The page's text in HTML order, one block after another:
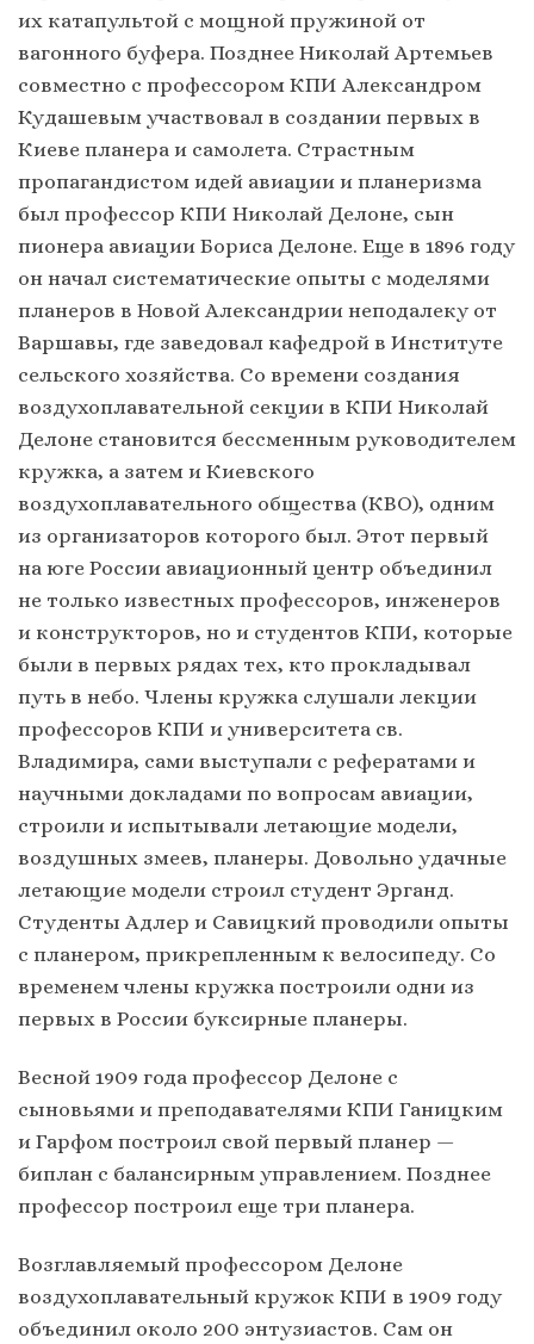
их катапультой с мощной пружиной от
вагонного буфера. Позднее Николай Артемьев
совместно с профессором КПИ Александром
Кудашевым участвовал в создании первых в
Киеве планера и самолета. Страстным
пропагандистом идей авиации и планеризма
был профессор КПИ Николай Делоне, сын
пионера авиации Бориса Делоне. Еще в 1896 году
он начал систематические опыты с моделями
планеров в Новой Александрии неподалеку от
Варшавы, где заведовал кафедрой в Институте
сельского хозяйства. Со времени создания
воздухоплавательной секции в КПИ Николай
Делоне становится бессменным руководителем
кружка, а затем и Киевского
воздухоплавательного общества (КВО), одним
из организаторов которого был. Этот первый
на юге России авиационный центр объединил
не только известных профессоров, инженеров
и конструкторов, но и студентов КПИ, которые
были в первых рядах тех, кто прокладывал
путь в небо. Члены кружка слушали лекции
профессоров КПИ и университета св.
Владимира, сами выступали с рефератами и
научными докладами по вопросам авиации,
строили и испытывали летающие модели,
воздушных змеев, планеры. Довольно удачные
летающие модели строил студент Эрганд.
Студенты Адлер и Савицкий проводили опыты
с планером, прикрепленным к велосипеду. Со
временем члены кружка построили одни из
первых в России буксирные планеры.
Весной 1909 года профессор Делоне с
сыновьями и преподавателями КПИ Ганицким
и Гарфом построил свой первый планер —
биплан с балансирным управлением. Позднее
профессор построил еще три планера.
Возглавляемый профессором Делоне
воздухоплавательный кружок КПИ в 1909 году
объединил около 200 энтузиастов. Сам он